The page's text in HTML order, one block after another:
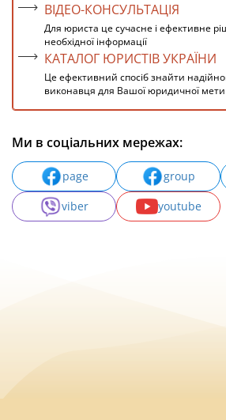
ВІДЕО-КОНСУЛЬТАЦІЯ
Для юриста це сучасне і ефективне
необхідної інформації
КАТАЛОГ ЮРИСТІВ УКРАЇНИ
Це ефективний спосіб знайти
виконавця для Вашої юридичної мети
Ми в соціальних мережах:
page group
viber
youtube